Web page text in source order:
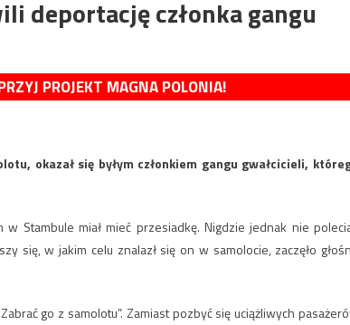
deportację członka gangu
PROJEKT MAGNA POLONIA!
okazał się byłym członkiem gangu gwałcicieli,
Stambule miał mieć przesiadkę. Nigdzie jednak nie
się, w jakim celu znalazł się on w samolocie, zaczęło
go z samolotu”. Zamiast pozbyć się uciążliwych